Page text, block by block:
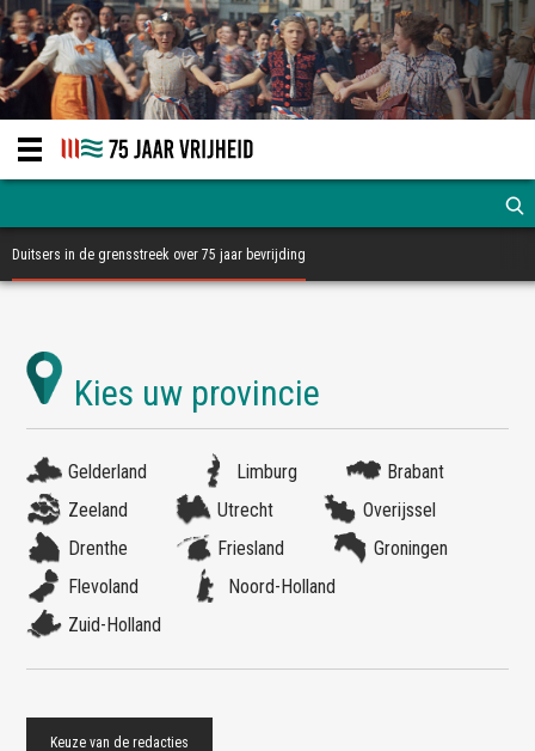
Duitsers in de grensstreek over 75 jaar bevrijding
Gelderland Limburg
Brabant
Zeeland
Utrecht
Overijssel
Drenthe
Friesland
Groningen
Flevoland
Noord-Holland
Zuid-Holland